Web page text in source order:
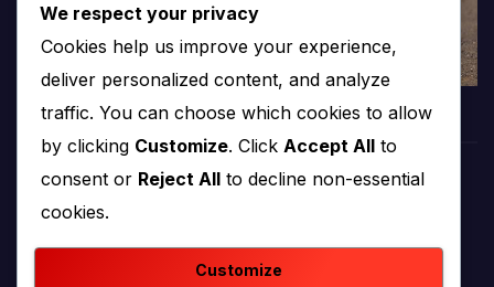
produkcija i emitiranje tv programa
We respect your privacy
Cookies help us improve your experience,
deliver personalized content, and analyze
traffic. You can choose which cookies to allow
by clicking Customize. Click Accept All to
consent or Reject All to decline non-essential
cookies.
Customize